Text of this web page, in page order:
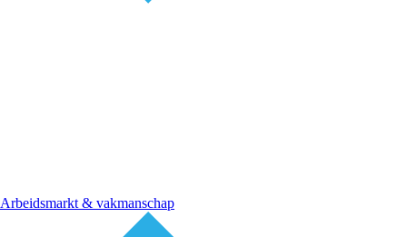
Arbeidsmarkt & vakmanschap